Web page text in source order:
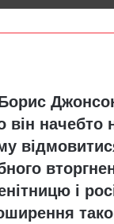
Борис
начебто
і